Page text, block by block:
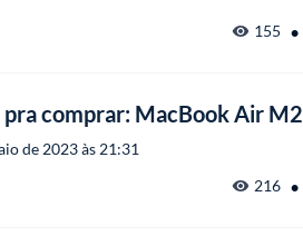
155 •
comprar: MacBook Air M2
de 2023 às 21:31
216 •